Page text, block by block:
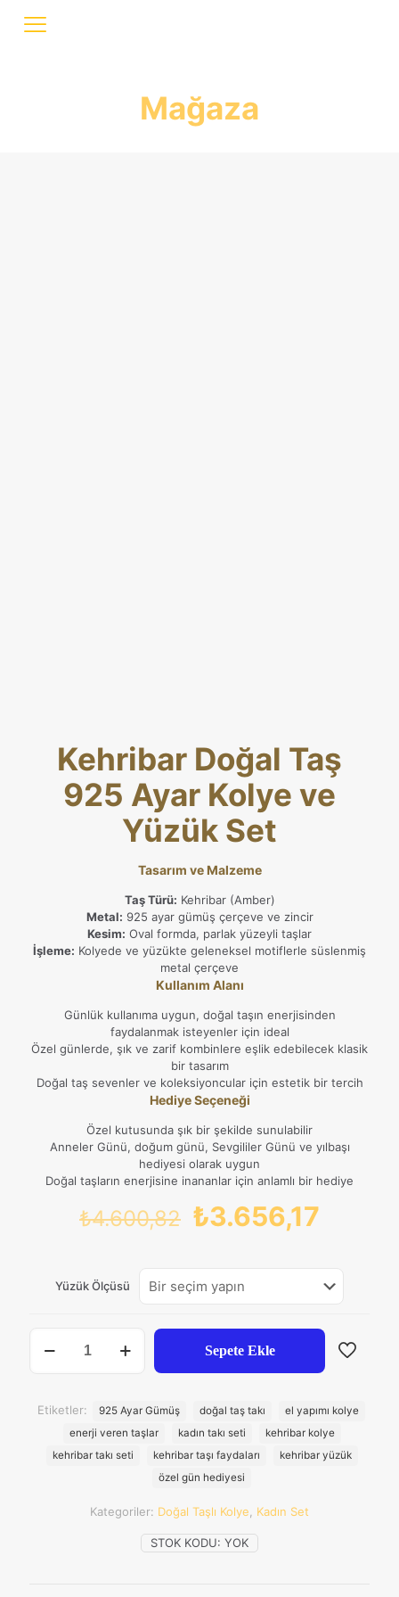
Mağaza
Kehribar Doğal Taş
925 Ayar Kolye ve
Yüzük Set
Tasarım ve Malzeme
Taş Türü: Kehribar (Amber)
Metal: 925 ayar gümüş çerçeve ve zincir
Kesim: Oval formda, parlak yüzeyli taşlar
İşleme: Kolyede ve yüzükte geleneksel motiflerle süslenmiş
metal çerçeve
Kullanım Alanı
Günlük kullanıma uygun, doğal taşın enerjisinden
faydalanmak isteyenler için ideal
Özel günlerde, şık ve zarif kombinlere eşlik edebilecek klasik
bir tasarım
Doğal taş sevenler ve koleksiyoncular için estetik bir tercih
Hediye Seçeneği
Özel kutusunda şık bir şekilde sunulabilir
Anneler Günü, doğum günü, Sevgililer Günü ve yılbaşı
hediyesi olarak uygun
Doğal taşların enerjisine inananlar için anlamlı bir hediye
₺4.600,82 Orijinal
₺4.600,82.
₺3.656,17
fiyat:
Yüzük Ölçüsü
Doğal
Ayar
Yüzük
Sepete Ekle
STOK KODU: YOK
Kategoriler: Doğal Taşlı Kolye Kadın Set
Etiketler: 925 Ayar Gümüş doğal taş takı
el yapımı kolye
enerji veren taşlar
kadın takı seti
kehribar kolye
kehribar takı seti
kehribar taşı faydaları
kehribar yüzük
özel gün hediyesi